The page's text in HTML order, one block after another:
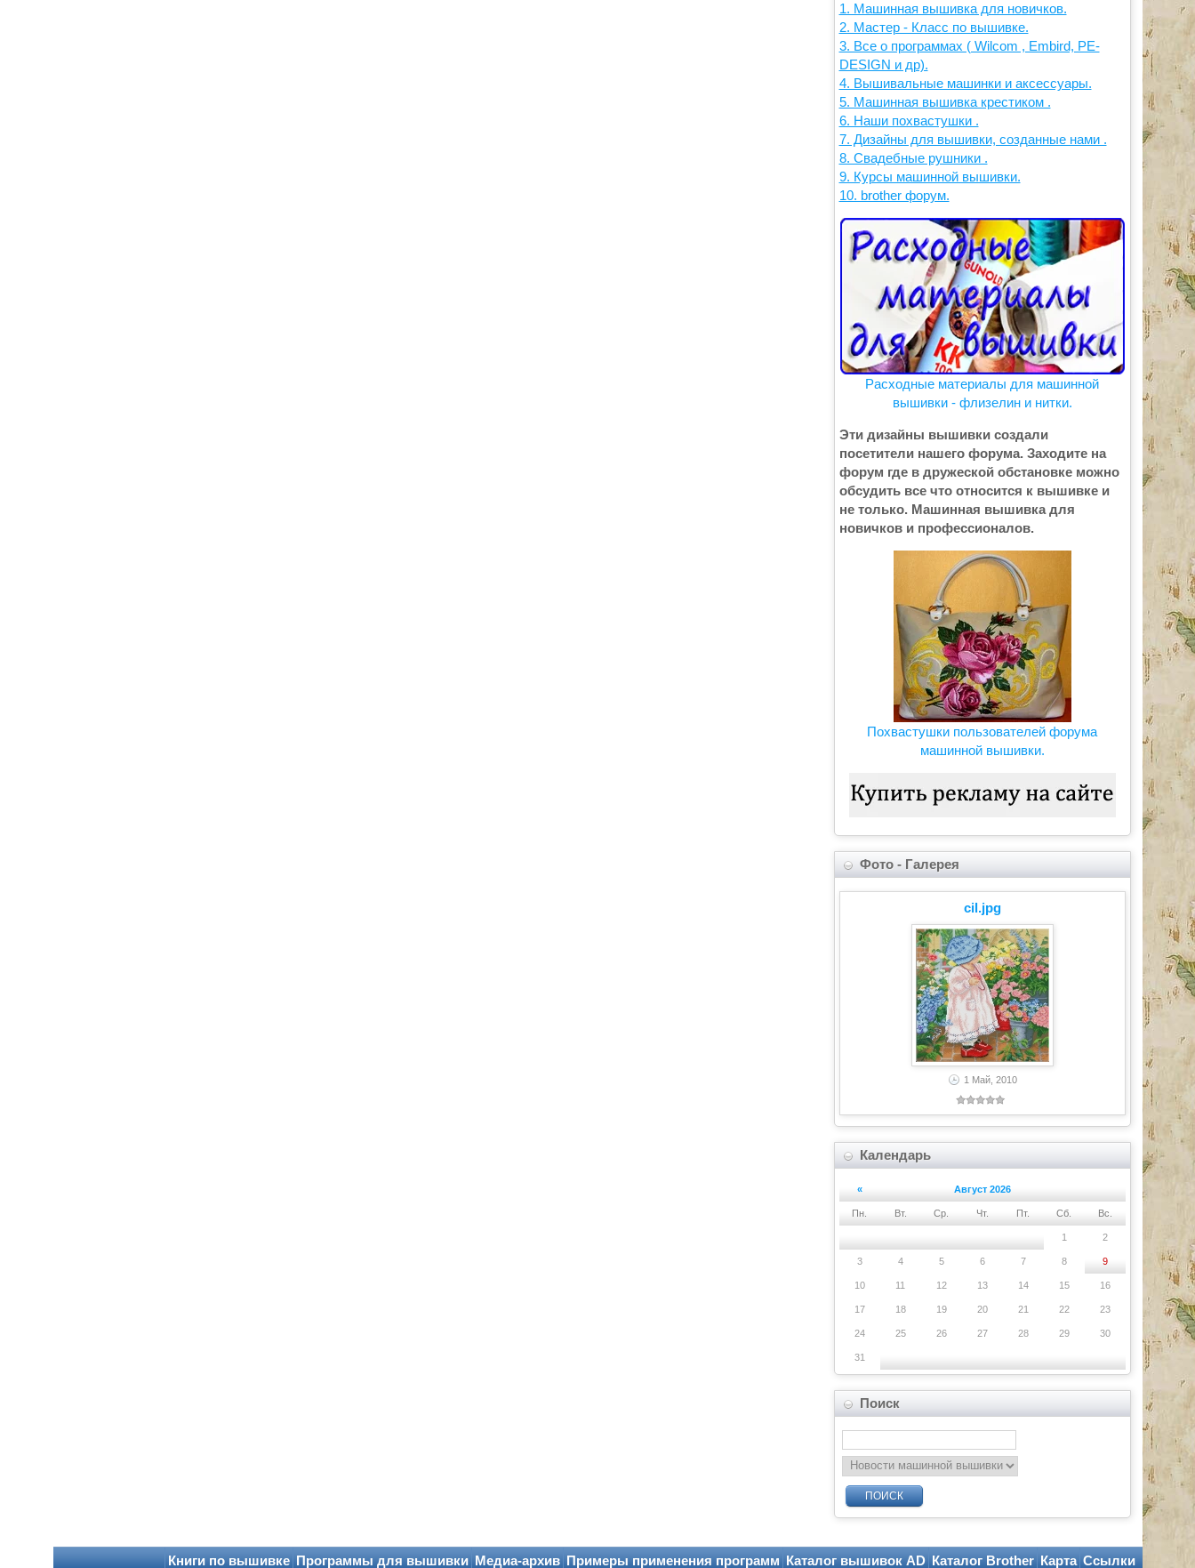
1. Машинная вышивка для новичков.
2. Мастер - Класс по вышивке.
3. Все о программах ( Wilcom , Embird, PE-
DESIGN и др).
4. Вышивальные машинки и аксессуары.
5. Машинная вышивка крестиком .
6. Наши похвастушки .
7. Дизайны для вышивки, созданные нами .
8. Свадебные рушники .
9. Курсы машинной вышивки.
10. brother форум.
Расходные материалы для машинной
вышивки - флизелин и нитки.
Эти дизайны вышивки создали
посетители нашего форума. Заходите на
форум где в дружеской обстановке можно
обсудить все что относится к вышивке и
не только. Машинная вышивка для
новичков и профессионалов.
Похвастушки пользователей форума
машинной вышивки.
Фото - Галерея
cil.jpg
1 Май, 2010
Календарь
« Август 2026
Пн. Вт. Ср. Чт. Пт. Сб. Вс.
1 2
3 4 5 6 7 8 9
10 11 12 13 14 15 16
17 18 19 20 21 22 23
24 25 26 27 28 29 30
31
Поиск
ПОИСК
Книги по вышивке Программы для вышивки Медиа-архив Примеры применения программ Каталог вышивок AD Каталог Brother Карта Ссылки